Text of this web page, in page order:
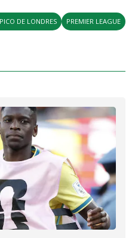
DE LONDRES PREMIER LEAGUE